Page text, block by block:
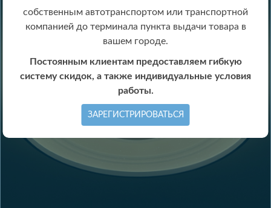
собственным автотранспортом или транспортной
компанией до терминала пункта выдачи товара в
вашем городе.
Постоянным клиентам предоставляем гибкую
систему скидок, а также индивидуальные условия
работы.
ЗАРЕГИСТРИРОВАТЬСЯ